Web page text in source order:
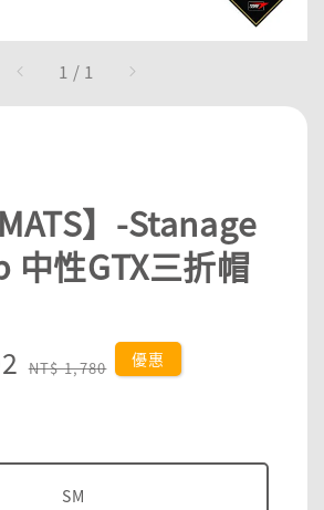
1 / 1
】-Stanage
中性GTX三折帽
Regular
NT$ 1,780 優惠
SM